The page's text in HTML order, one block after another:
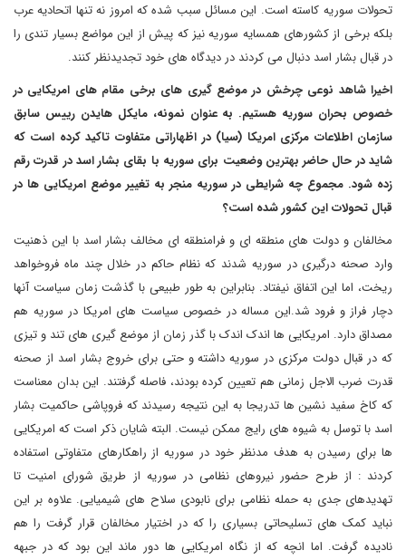
تحولات سوریه کاسته است. این مسائل سبب شده که امروز نه تنها اتحادیه عرب
بلکه برخی از کشورهای همسایه سوریه نیز که پیش از این مواضع بسیار تندی را
در قبال بشار اسد دنبال می کردند در دیدگاه های خود تجدیدنظر کنند.
اخیرا شاهد نوعی چرخش در موضع گیری های برخی مقام های امریکایی در
خصوص بحران سوریه هستیم. به عنوان نمونه، مایکل هایدن رییس سابق
سازمان اطلاعات مرکزی امریکا (سیا) در اظهاراتی متفاوت تاکید کرده است که
شاید در حال حاضر بهترین وضعیت برای سوریه با بقای بشار اسد در قدرت رقم
زده شود. مجموع چه شرایطی در سوریه منجر به تغییر موضع امریکایی ها در
قبال تحولات این کشور شده است؟
مخالفان و دولت های منطقه ای و فرامنطقه ای مخالف بشار اسد با این ذهنیت
وارد صحنه درگیری در سوریه شدند که نظام حاکم در خلال چند ماه فروخواهد
ریخت، اما این اتفاق نیفتاد. بنابراین به طور طبیعی با گذشت زمان سیاست آنها
دچار فراز و فرود شد.این مساله در خصوص سیاست های امریکا در سوریه هم
مصداق دارد. امریکایی ها اندک اندک با گذر زمان از موضع گیری های تند و تیزی
که در قبال دولت مرکزی در سوریه داشته و حتی برای خروج بشار اسد از صحنه
قدرت ضرب الاجل زمانی هم تعیین کرده بودند، فاصله گرفتند. این بدان معناست
که کاخ سفید نشین ها تدریجا به این نتیجه رسیدند که فروپاشی حاکمیت بشار
اسد با توسل به شیوه های رایج ممکن نیست. البته شایان ذکر است که امریکایی
ها برای رسیدن به هدف مدنظر خود در سوریه از راهکارهای متفاوتی استفاده
کردند : از طرح حضور نیروهای نظامی در سوریه از طریق شورای امنیت تا
تهدیدهای جدی به حمله نظامی برای نابودی سلاح های شیمیایی. علاوه بر این
نباید کمک های تسلیحاتی بسیاری را که در اختیار مخالفان قرار گرفت را هم
نادیده گرفت. اما انچه که از نگاه امریکایی ها دور ماند این بود که در جبهه